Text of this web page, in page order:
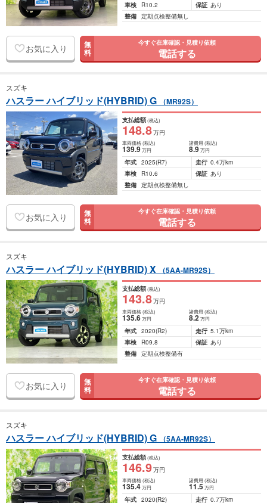
車検
R10.2 保証 あり
整備 定期点検整備無し
お気に入り 無
料
今すぐ在庫確認・見積り依頼
電話する
スズキ
ハスラー ハイブリッド(HYBRID) G （MR92S）
支払総額(税込)
148.8万円
車両価格(税込)
139.9万円
諸費用 (税込)
8.9 万円
年式 2025(R7) 走行 0.4万km
車検
R10.6 保証 あり
整備 定期点検整備無し
お気に入り 無
料
今すぐ在庫確認・見積り依頼
電話する
スズキ
ハスラー ハイブリッド(HYBRID) X （5AA-MR92S）
支払総額(税込)
143.8万円
車両価格(税込)
135.6万円
諸費用 (税込)
8.2 万円
年式 2020(R2) 走行 5.1万km
車検
R09.8 保証 あり
整備 定期点検整備有
お気に入り 無
料
今すぐ在庫確認・見積り依頼
電話する
スズキ
ハスラー ハイブリッド(HYBRID) G （5AA-MR92S）
支払総額(税込)
146.9万円
車両価格(税込)
135.4万円
諸費用 (税込)
11.5 万円
年式 2020(R2) 走行 0.7万km